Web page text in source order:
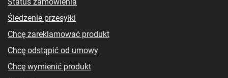
Śledzenie przesyłki
Chcę zareklamować produkt
Chcę odstąpić od umowy
Chcę wymienić produkt